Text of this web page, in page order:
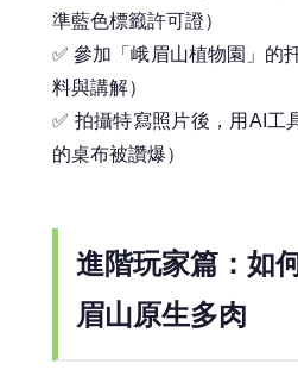
準藍色標籤許可證）
✅ 參加「峨眉山植物園」的
料與講解）
✅ 拍攝特寫照片後，用AI工
的桌布被讚爆）
進階玩家篇：如
眉山原生多肉